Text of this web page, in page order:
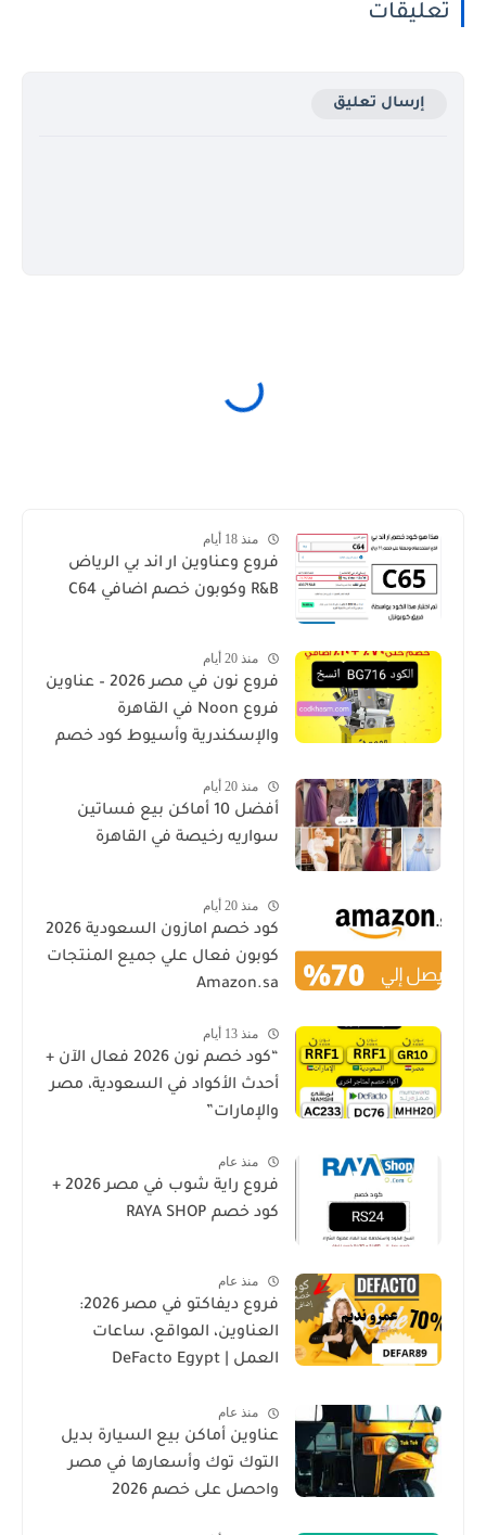
تعليقات
إرسال تعليق
منذ 18 أيام
فروع وعناوين ار اند بي الرياض
R&B وكوبون خصم اضافي C64
منذ 20 أيام
فروع نون في مصر 2026 – عناوين
فروع Noon في القاهرة
والإسكندرية وأسيوط كود خصم
منذ 20 أيام
أفضل 10 أماكن بيع فساتين
سواريه رخيصة في القاهرة
منذ 20 أيام
كود خصم امازون السعودية 2026
كوبون فعال علي جميع المنتجات
Amazon.sa
منذ 13 أيام
“كود خصم نون 2026 فعال الآن +
أحدث الأكواد في السعودية، مصر
والإمارات”
منذ عام
فروع راية شوب في مصر 2026 +
كود خصم RAYA SHOP
منذ عام
فروع ديفاكتو في مصر 2026:
العناوين، المواقع، ساعات
العمل | DeFacto Egypt
منذ عام
عناوين أماكن بيع السيارة بديل
التوك توك وأسعارها في مصر
واحصل على خصم 2026